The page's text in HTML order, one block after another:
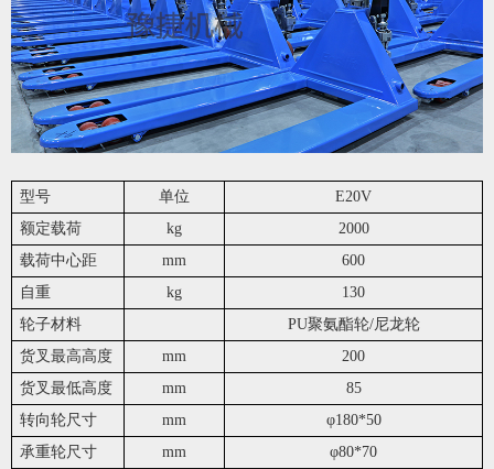
型号 单位
E20V
额定载荷
kg
2000
载荷中心距
mm
600
自重
kg
130
轮子材料
PU聚氨酯轮/尼龙轮
货叉最高高度
mm
200
货叉最低高度
mm
85
转向轮尺寸
mm φ180*50
承重轮尺寸
mm φ80*70